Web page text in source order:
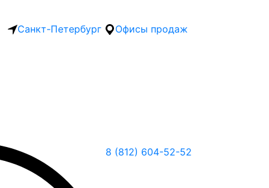
Санкт-Петербург Офисы продаж
8 (812) 604-52-52